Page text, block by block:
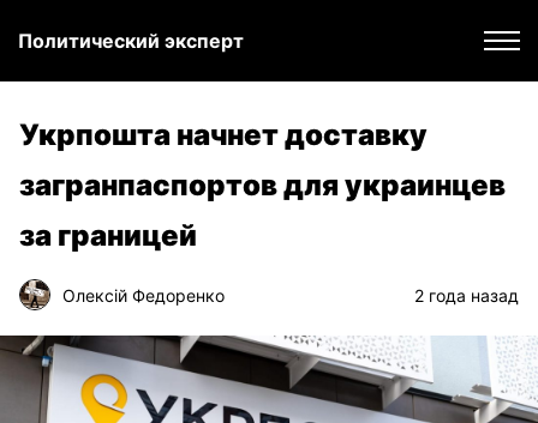
Политический эксперт
Укрпошта начнет доставку
загранпаспортов для украинцев
за границей
Олексій Федоренко 2 года назад